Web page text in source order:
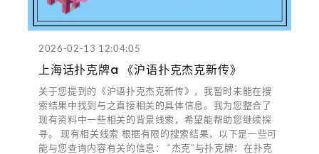
2026-02-13 12:04:05
上海话扑克牌a 《沪语扑克杰克新传》
关于您提到的《沪语扑克杰克新传》，我暂时未能在搜
索结果中找到与之直接相关的具体信息。我为您整合了
现有资料中一些相关的背景线索，希望能帮助您继续探
寻。 现有相关线索 根据有限的搜索结果，以下是一些可
能与您查询内容有关的信息： “杰克”与扑克牌：在扑克